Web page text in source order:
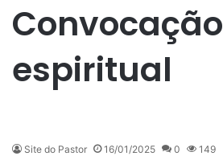
Convocação
espiritual
Site do Pastor 16/01/2025 0 149